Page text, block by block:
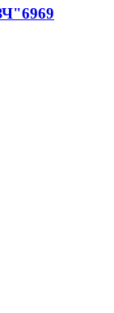
6969